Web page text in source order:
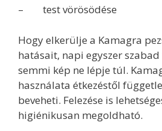
– test vörösödése
Hogy elkerülje a Kamagra
hatásait, napi egyszer
semmi kép ne lépje túl.
használata étkezéstől
beveheti. Felezése is
higiénikusan megoldható.